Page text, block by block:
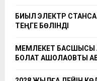
БИЫЛ ЭЛЕКТР
ТЕҢГЕ БӨЛІНДІ
МЕМЛЕКЕТ БАСШЫСЫ
БОЛАТ АҚШОЛАҚОВТЫ